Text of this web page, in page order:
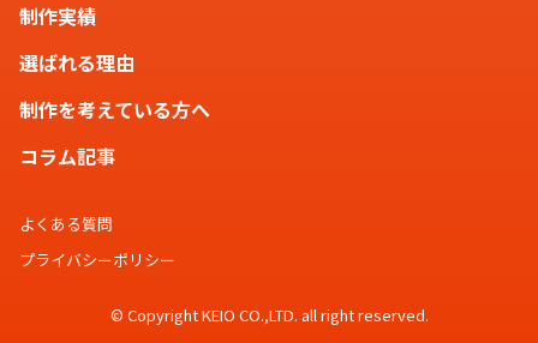
制作実績
選ばれる理由
制作を考えている方へ
コラム記事
よくある質問
プライバシーポリシー
© Copyright KEIO CO.,LTD. all right reserved.